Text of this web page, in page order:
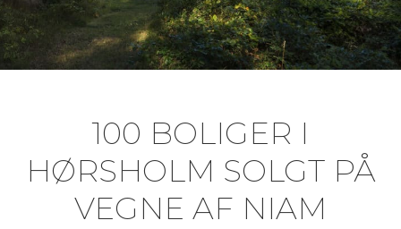
100 BOLIGER I
HØRSHOLM SOLGT PÅ
VEGNE AF NIAM